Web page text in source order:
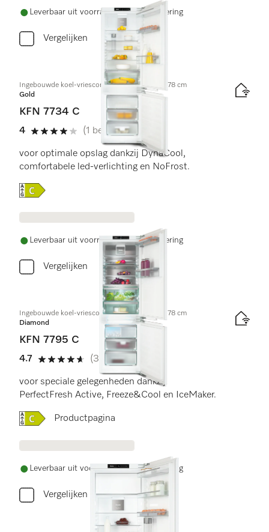
Leverbaar uit voorraad met gratis levering
Vergelijken
Ingebouwde koel-vriescombinatie, nishoogte 178 cm
Gold
KFN 7734 C
4
4 sterren van de 5
(1 beoordeling)
voor optimale opslag dankzij DynaCool,
comfortabele led-verlichting en NoFrost.
Online Label Flag, Energielabel
Leverbaar uit voorraad met gratis levering
Vergelijken
Ingebouwde koel-vriescombinatie, nishoogte 178 cm
Diamond
KFN 7795 C
4.7
4.7 sterren van de 5
(3 beoordelingen)
voor speciale gelegenheden dankzij
PerfectFresh Active, Freeze&Cool en IceMaker.
Online Label Flag, Energielabel
Productpagina
Leverbaar uit voorraad met gratis levering
Vergelijken